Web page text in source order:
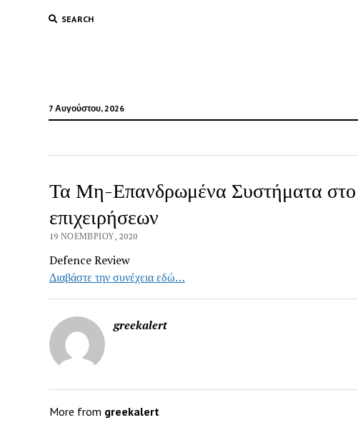
SEARCH
7 Αυγούστου, 2026
Τα Μη-Επανδρωμένα Συστήματα στο
επιχειρήσεων
19 ΝΟΕΜΒΡΊΟΥ, 2020
Defence Review
Διαβάστε την συνέχεια εδώ…
greekalert
More from greekalert